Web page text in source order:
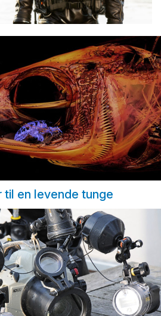
til en levende tunge